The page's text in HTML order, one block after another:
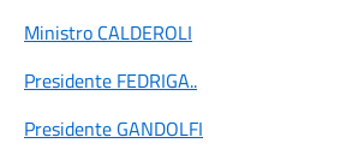
Ministro CALDEROLI
Presidente FEDRIGA..
Presidente GANDOLFI